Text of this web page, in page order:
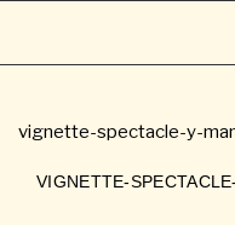
contenu
vignette-spectacle-y-
VIGNETTE-